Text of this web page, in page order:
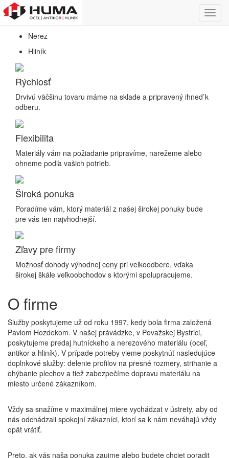
Predaj hutníckeho a nerezového materiálu
Oceľ
Nerez
Hliník
Rýchlosť
Drvivú väčšinu tovaru máme na sklade a pripravený ihneď k
odberu.
Flexibilita
Materiály vám na požiadanie pripravíme, narežeme alebo
ohneme podľa vašich potrieb.
Široká ponuka
Poradíme vám, ktorý materiál z našej širokej ponuky bude
pre vás ten najvhodnejší.
Zľavy pre firmy
Možnosť dohody výhodnej ceny pri veľkoodbere, vďaka
širokej škále veľkoobchodov s ktorými spolupracujeme.
O firme
Služby poskytujeme už od roku 1997, kedy bola firma založená
Pavlom Hozdekom. V našej právádzke, v Považskej Bystrici,
poskytujeme predaj hutníckeho a nerezového materiálu (oceľ,
antikor a hliník). V prípade potreby vieme poskytnúť nasledujúce
doplnkové služby: delenie profilov na presné rozmery, strihanie a
ohýbanie plechov a tiež zabezpečíme dopravu materiálu na
miesto určené zákazníkom.
Vždy sa snažíme v maximálnej miere vychádzat v ústrety, aby od
nás odchádzali spokojní zákazníci, ktorí sa k nám neváhajú vždy
opät vrátiť.
Preto, ak vás naša ponuka zaujme alebo budete chciet poradit